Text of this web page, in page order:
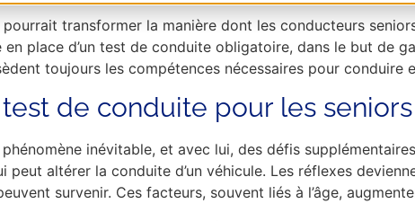
transformer la manière dont les conducteurs
place d’un test de conduite obligatoire, dans le but de
toujours les compétences nécessaires pour conduire
de conduite pour les seniors
inévitable, et avec lui, des défis
altérer la conduite d’un véhicule. Les réflexes
survenir. Ces facteurs, souvent liés à l’âge,